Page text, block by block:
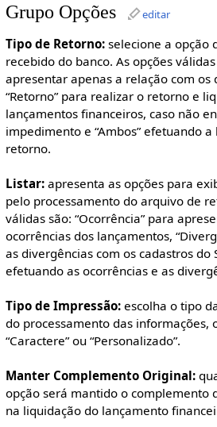
Grupo Opções editar
Tipo de Retorno:selecione a opção
recebido do banco. As opções
apresentar apenas a relação com os
“Retorno” para realizar o retorno e
lançamentos financeiros, caso não
impedimento e “Ambos” efetuando
retorno.
Listar:apresenta as opções para
pelo processamento do arquivo de
válidas são: “Ocorrência” para
ocorrências dos lançamentos,
as divergências com os cadastros do
efetuando as ocorrências e as
Tipo de Impressão:escolha o tipo
do processamento das informações,
“Caractere” ou “Personalizado”.
Manter Complemento Original:
opção será mantido o complemento
na liquidação do lançamento